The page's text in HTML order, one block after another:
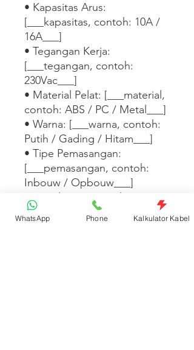
• Kapasitas Arus:
[___kapasitas, contoh: 10A /
16A___]
• Tegangan Kerja:
[___tegangan, contoh:
230Vac___]
• Material Pelat: [___material,
contoh: ABS / PC / Metal___]
• Warna: [___warna, contoh:
Putih / Gading / Hitam___]
• Tipe Pemasangan:
[___pemasangan, contoh:
Inbouw / Opbouw___]
• Standar: [___standar,
contoh: SNI / IEC 60669___]
Tersedia dalam
WhatsApp Phone Kalkulator Kabel